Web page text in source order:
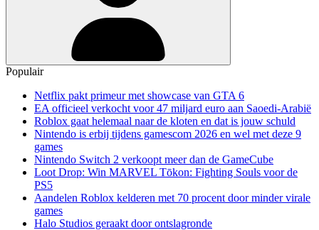
Populair
Netflix pakt primeur met showcase van GTA 6
EA officieel verkocht voor 47 miljard euro aan Saoedi-Arabië
Roblox gaat helemaal naar de kloten en dat is jouw schuld
Nintendo is erbij tijdens gamescom 2026 en wel met deze 9
games
Nintendo Switch 2 verkoopt meer dan de GameCube
Loot Drop: Win MARVEL Tōkon: Fighting Souls voor de
PS5
Aandelen Roblox kelderen met 70 procent door minder virale
games
Halo Studios geraakt door ontslagronde